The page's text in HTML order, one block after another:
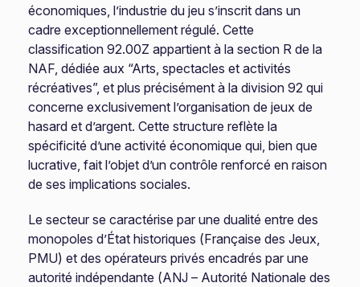
économiques, l’industrie du jeu s’inscrit dans un
cadre exceptionnellement régulé. Cette
classification 92.00Z appartient à la section R de la
NAF, dédiée aux “Arts, spectacles et activités
récréatives”, et plus précisément à la division 92 qui
concerne exclusivement l’organisation de jeux de
hasard et d’argent. Cette structure reflète la
spécificité d’une activité économique qui, bien que
lucrative, fait l’objet d’un contrôle renforcé en raison
de ses implications sociales.
Le secteur se caractérise par une dualité entre des
monopoles d’État historiques (Française des Jeux,
PMU) et des opérateurs privés encadrés par une
autorité indépendante (ANJ – Autorité Nationale des